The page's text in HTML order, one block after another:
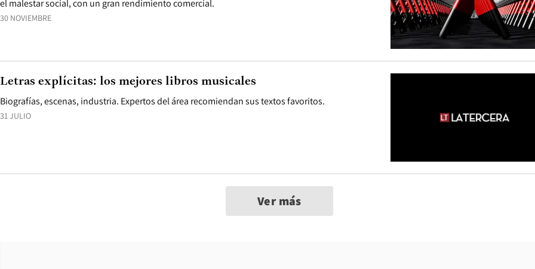
30 NOVIEMBRE
el malestar social, con un gran rendimiento comercial.
31 JULIO
Biografías, escenas, industria. Expertos del área recomiendan sus textos favoritos.
Letras explícitas: los mejores libros musicales
Ver más